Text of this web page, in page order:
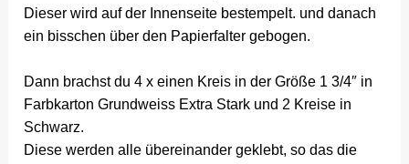
Dieser wird auf der Innenseite bestempelt. und danach
ein bisschen über den Papierfalter gebogen.
Dann brachst du 4 x einen Kreis in der Größe 1 3/4″ in
Farbkarton Grundweiss Extra Stark und 2 Kreise in
Schwarz.
Diese werden alle übereinander geklebt, so das die